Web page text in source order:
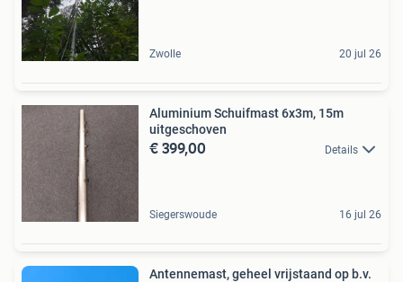
Zwolle 20 jul 26
Aluminium Schuifmast 6x3m, 15m
uitgeschoven
€ 399,00 Details
Siegerswoude 16 jul 26
Antennemast, geheel vrijstaand op b.v.